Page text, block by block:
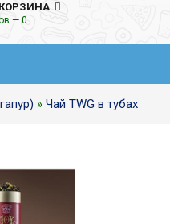
— 0
» Чай TWG в тубах